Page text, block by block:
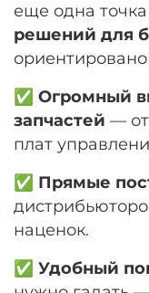
еще одна
решений для
✅ Огромный
запчастей —
плат
✅ Прямые
наценок.
✅ Удобный